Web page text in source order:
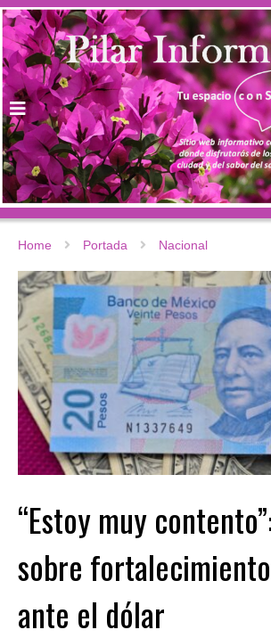
Home Portada Nacional
“Estoy muy
sobre
ante el dólar